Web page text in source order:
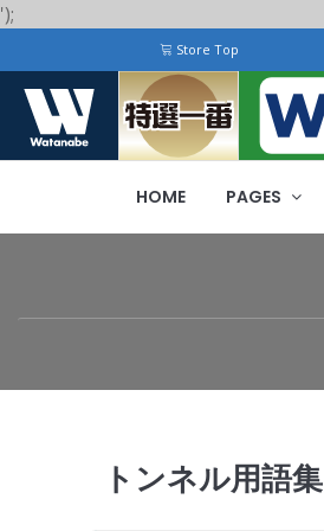
');
Store Top
HOME PAGES
トンネル用語集